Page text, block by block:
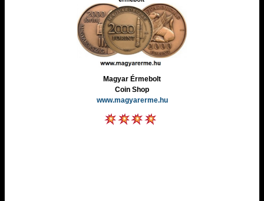
Magyar Érmebolt
Coin Shop
www.magyarerme.hu